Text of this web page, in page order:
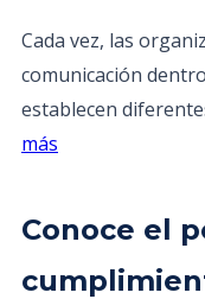
Cada vez, las
comunicación
establecen
más
Conoce el